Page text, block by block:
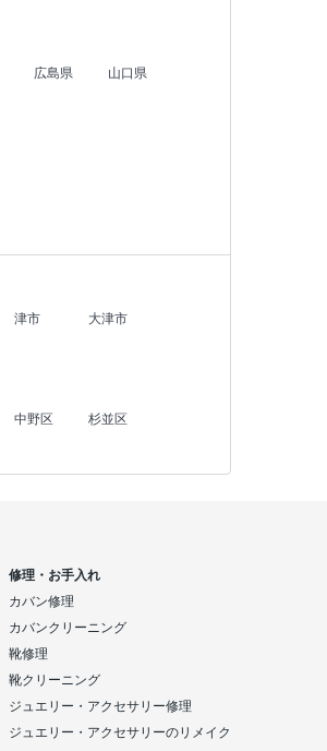
広島県 山口県
津市
大津市
中野区
杉並区
修理・お手入れ
カバン修理
カバンクリーニング
靴修理
靴クリーニング
ジュエリー・アクセサリー修理
ジュエリー・アクセサリーのリメイク